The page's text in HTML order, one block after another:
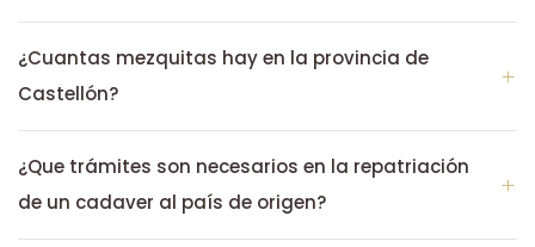
¿Cuantas mezquitas hay en la provincia de
Castellón?
¿Que trámites son necesarios en la repatriación
de un cadaver al país de origen?